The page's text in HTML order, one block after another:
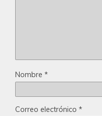
Nombre *
Correo electrónico *